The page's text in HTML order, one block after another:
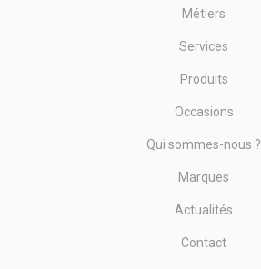
Métiers
Services
Produits
Occasions
Qui sommes-nous ?
Marques
Actualités
Contact